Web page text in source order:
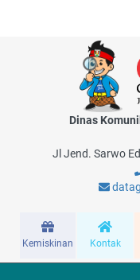
Dinas
Jl Jend. Sarwo
Kemiskinan Kontak